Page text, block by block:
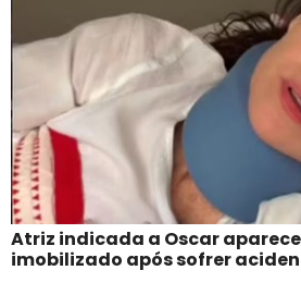
Atriz indicada a Oscar
imobilizado após sofrer